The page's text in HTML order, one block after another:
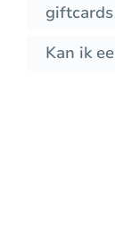
Kan ik